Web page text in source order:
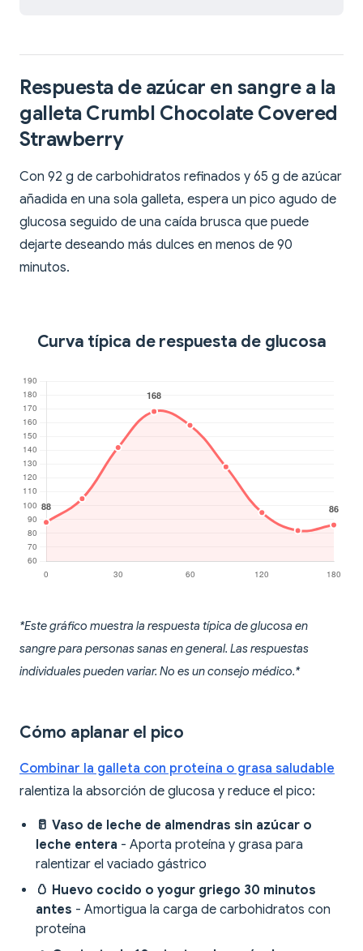
Respuesta de azúcar en sangre a la
galleta Crumbl Chocolate Covered
Strawberry
Con 92 g de carbohidratos refinados y 65 g de azúcar
añadida en una sola galleta, espera un pico agudo de
glucosa seguido de una caída brusca que puede
dejarte deseando más dulces en menos de 90
minutos.
Curva típica de respuesta de glucosa
*Este gráfico muestra la respuesta típica de glucosa en
sangre para personas sanas en general. Las respuestas
individuales pueden variar. No es un consejo médico.*
Cómo aplanar el pico
Combinar la galleta con proteína o grasa saludable
ralentiza la absorción de glucosa y reduce el pico:
🥛 Vaso de leche de almendras sin azúcar o
leche entera - Aporta proteína y grasa para
ralentizar el vaciado gástrico
🥚 Huevo cocido o yogur griego 30 minutos
antes - Amortigua la carga de carbohidratos con
proteína